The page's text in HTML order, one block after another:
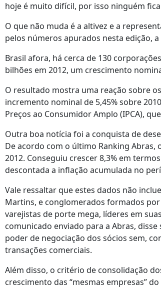
hoje é muito difícil, por isso ninguém
O que não muda é a altivez e a
pelos números apurados nesta edição,
Brasil afora, há cerca de 130
bilhões em 2012, um crescimento
O resultado mostra uma reação sobre
incremento nominal de 5,45% sobre
Preços ao Consumidor Amplo (IPCA),
Outra boa notícia foi a conquista de
De acordo com o último Ranking Abras,
2012. Conseguiu crescer 8,3% em
descontada a inflação acumulada no
Vale ressaltar que estes dados não
Martins, e conglomerados formados por
varejistas de porte mega, líderes em
comunicado enviado para a Abras,
poder de negociação dos sócios sem,
transações comerciais.
Além disso, o critério de consolidação
crescimento das “mesmas empresas”